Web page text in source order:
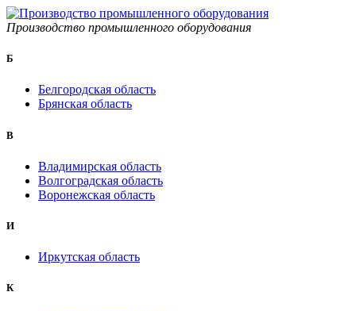
Производство промышленного оборудования
Б
Белгородская область
Брянская область
B
Владимирская область
Волгоградская область
Воронежская область
И
Иркутская область
К